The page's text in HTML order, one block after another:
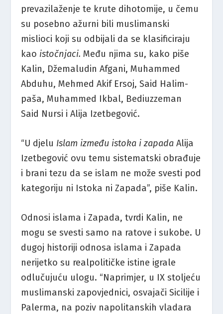
prevazilaženje te krute dihotomije, u čemu
su posebno ažurni bili muslimanski
mislioci koji su odbijali da se klasificiraju
kao istočnjaci.Među njima su, kako piše
Kalin, Džemaludin Afgani, Muhammed
Abduhu, Mehmed Akif Ersoj, Said Halim-
paša, Muhammed Ikbal, Bediuzzeman
Said Nursi i Alija Izetbegović.
“U djelu Islam između istoka i zapadaAlija
Izetbegović ovu temu sistematski obrađuje
i brani tezu da se islam ne može svesti pod
kategoriju ni Istoka ni Zapada”, piše Kalin.
Odnosi islama i Zapada, tvrdi Kalin, ne
mogu se svesti samo na ratove i sukobe. U
dugoj historiji odnosa islama i Zapada
nerijetko su realpolitičke istine igrale
odlučujuću ulogu. “Naprimjer, u IX stoljeću
muslimanski zapovjednici, osvajači Sicilije i
Palerma, na poziv napolitanskih vladara